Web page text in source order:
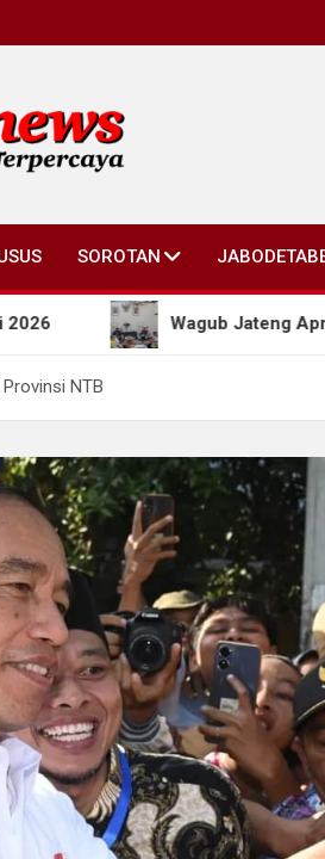
SOROTAN
Wagub Jateng Apresiasi
NTB